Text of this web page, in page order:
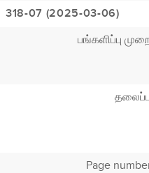
318-07 (2025-03-06)
பங்களிப்பு
Page